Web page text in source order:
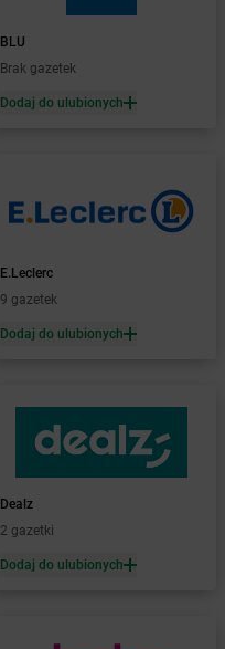
BLU
Brak gazetek
Dodaj do ulubionych
E.Leclerc
9 gazetek
Dodaj do ulubionych
Dealz
2 gazetki
Dodaj do ulubionych